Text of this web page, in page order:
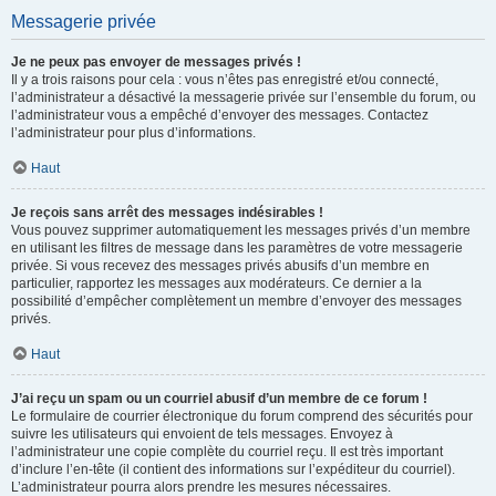
Messagerie privée
Je ne peux pas envoyer de messages privés !
Il y a trois raisons pour cela : vous n’êtes pas enregistré et/ou connecté,
l’administrateur a désactivé la messagerie privée sur l’ensemble du forum, ou
l’administrateur vous a empêché d’envoyer des messages. Contactez
l’administrateur pour plus d’informations.
Haut
Je reçois sans arrêt des messages indésirables !
Vous pouvez supprimer automatiquement les messages privés d’un membre
en utilisant les filtres de message dans les paramètres de votre messagerie
privée. Si vous recevez des messages privés abusifs d’un membre en
particulier, rapportez les messages aux modérateurs. Ce dernier a la
possibilité d’empêcher complètement un membre d’envoyer des messages
privés.
Haut
J’ai reçu un spam ou un courriel abusif d’un membre de ce forum !
Le formulaire de courrier électronique du forum comprend des sécurités pour
suivre les utilisateurs qui envoient de tels messages. Envoyez à
l’administrateur une copie complète du courriel reçu. Il est très important
d’inclure l’en-tête (il contient des informations sur l’expéditeur du courriel).
L’administrateur pourra alors prendre les mesures nécessaires.